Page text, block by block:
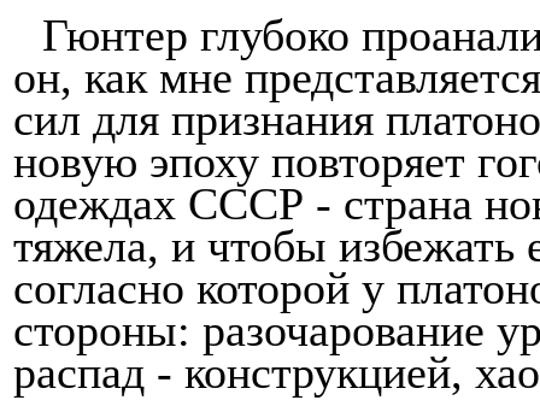
Гюнтер глубоко
он, как мне
сил для признания
но­вую эпоху повторяет
одеждах СССР - страна
тяжела, и чтобы избежать
согласно ко­торой у
стороны: разочарование
распад - конструкцией,